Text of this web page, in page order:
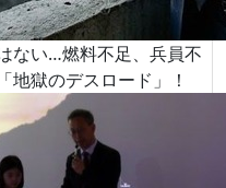
ない…燃料不足、兵員不
地獄のデスロード」！